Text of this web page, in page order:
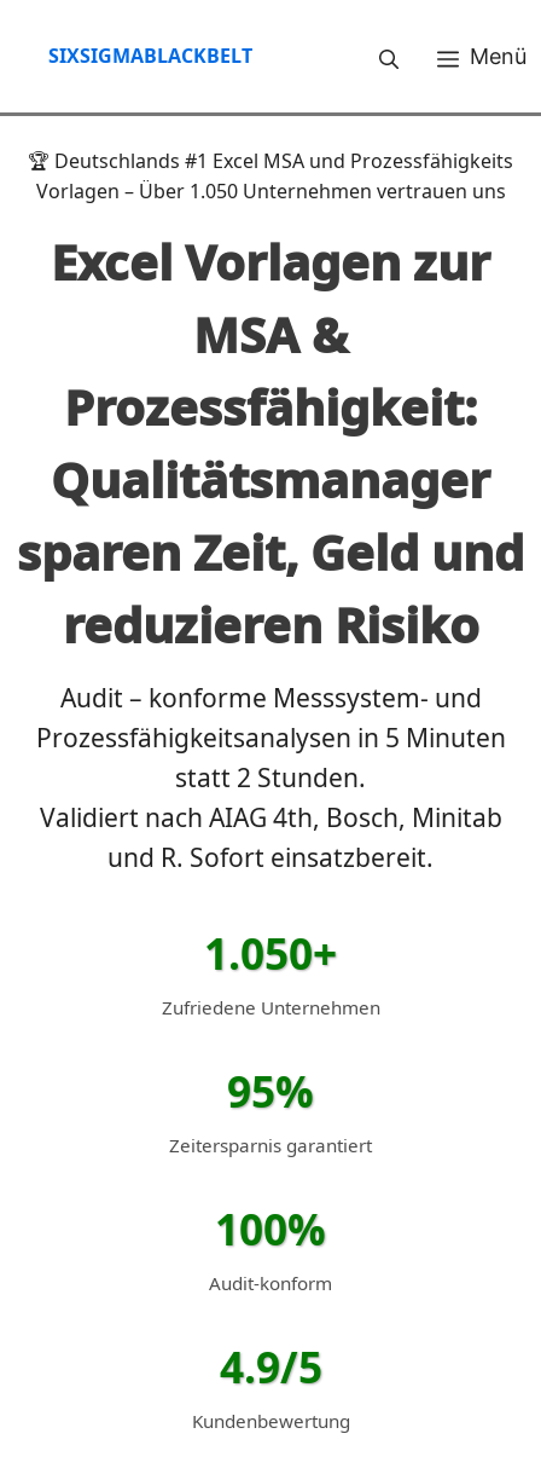
InhaltSIXSIGMABLACKBELT Menü
🏆 Deutschlands #1 Excel MSA und Prozessfähigkeits
Vorlagen – Über 1.050 Unternehmen vertrauen uns
Excel Vorlagen zur
MSA &
Prozessfähigkeit:
Qualitätsmanager
sparen Zeit, Geld und
reduzieren Risiko
Audit – konforme Messsystem- und
Prozessfähigkeitsanalysen in 5 Minuten
statt 2 Stunden.
Validiert nach AIAG 4th, Bosch, Minitab
und R. Sofort einsatzbereit.
1.050+
Zufriedene Unternehmen
95%
Zeitersparnis garantiert
100%
Audit-konform
4.9/5
Kundenbewertung